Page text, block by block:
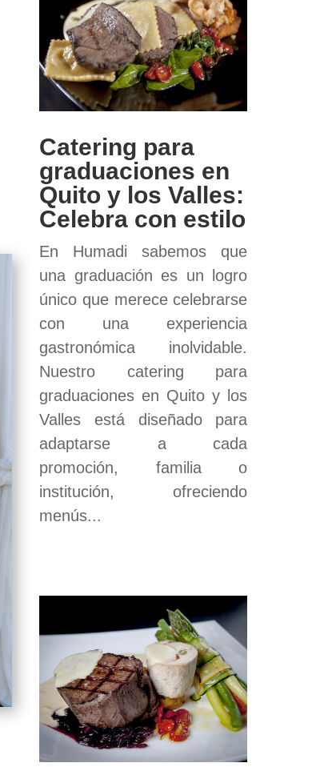
Catering para
graduaciones en
Quito y los Valles:
Celebra con estilo
En Humadi sabemos que
una graduación es un logro
único que merece celebrarse
con una experiencia
gastronómica inolvidable.
Nuestro catering para
graduaciones en Quito y los
Valles está diseñado para
adaptarse a cada
promoción, familia o
institución, ofreciendo
menús...